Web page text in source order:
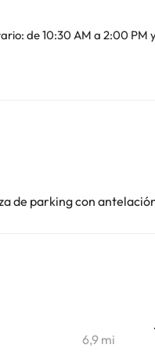
de 10:30 AM a 2:00
de parking con
6,9 mi